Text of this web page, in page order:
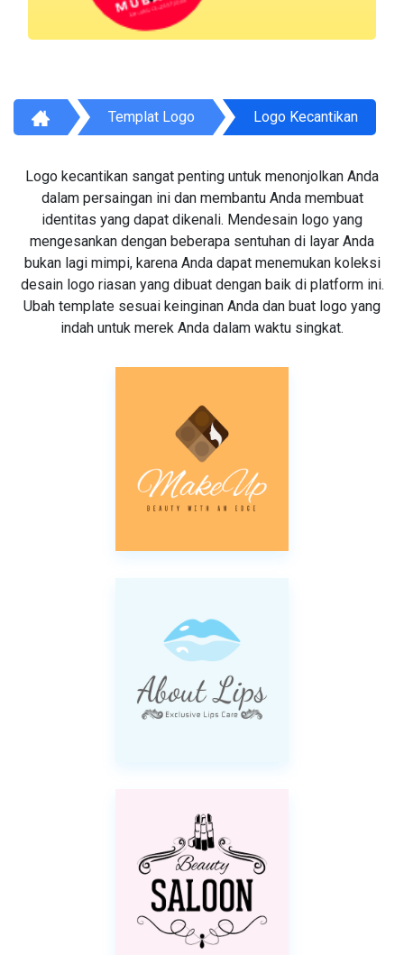
Templat Logo Logo Kecantikan
Logo kecantikan sangat penting untuk menonjolkan Anda
dalam persaingan ini dan membantu Anda membuat
identitas yang dapat dikenali. Mendesain logo yang
mengesankan dengan beberapa sentuhan di layar Anda
bukan lagi mimpi, karena Anda dapat menemukan koleksi
desain logo riasan yang dibuat dengan baik di platform ini.
Ubah template sesuai keinginan Anda dan buat logo yang
indah untuk merek Anda dalam waktu singkat.